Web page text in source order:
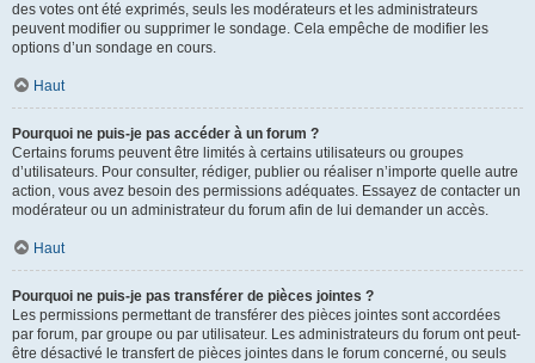
des votes ont été exprimés, seuls les modérateurs et les administrateurs
peuvent modifier ou supprimer le sondage. Cela empêche de modifier les
options d’un sondage en cours.
Haut
Pourquoi ne puis-je pas accéder à un forum ?
Certains forums peuvent être limités à certains utilisateurs ou groupes
d’utilisateurs. Pour consulter, rédiger, publier ou réaliser n’importe quelle autre
action, vous avez besoin des permissions adéquates. Essayez de contacter un
modérateur ou un administrateur du forum afin de lui demander un accès.
Haut
Pourquoi ne puis-je pas transférer de pièces jointes ?
Les permissions permettant de transférer des pièces jointes sont accordées
par forum, par groupe ou par utilisateur. Les administrateurs du forum ont peut-
être désactivé le transfert de pièces jointes dans le forum concerné, ou seuls